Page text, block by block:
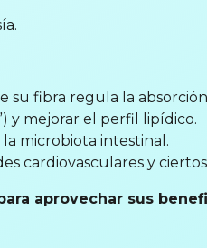
su fibra regula la
y mejorar el perfil lipídico.
microbiota intestinal.
cardiovasculares y
aprovechar sus